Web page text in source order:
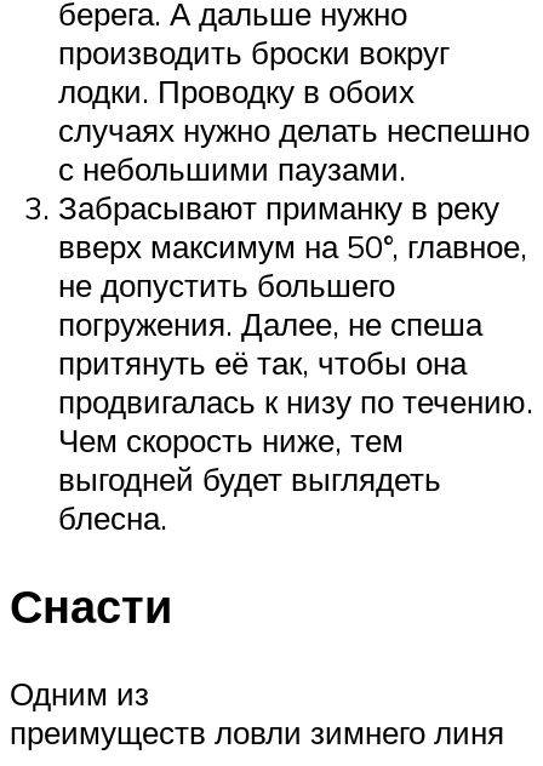
берега. А дальше нужно
производить броски вокруг
лодки. Проводку в обоих
случаях нужно делать неспешно
с небольшими паузами.
Забрасывают приманку в реку
вверх максимум на 50°, главное,
не допустить большего
погружения. Далее, не спеша
притянуть её так, чтобы она
продвигалась к низу по течению.
Чем скорость ниже, тем
выгодней будет выглядеть
блесна.
Снасти
Одним из
преимуществ ловли зимнего линя